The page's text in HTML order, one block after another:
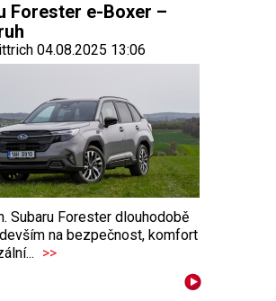
Forester e-Boxer –
04.08.2025 13:06
Subaru Forester dlouhodobě
na bezpečnost, komfort
>>